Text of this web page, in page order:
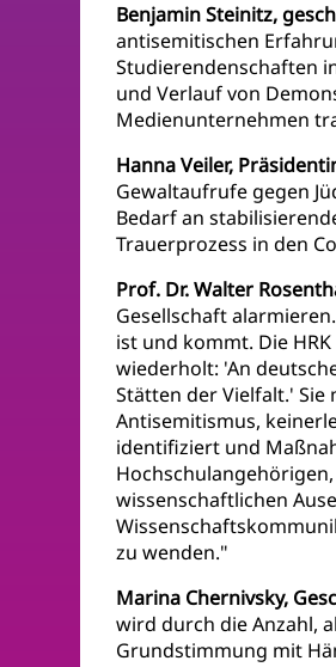
Benjamin Steinitz,
antisemitischen
Studierendenschaften
und Verlauf von
Medienunternehmen
Hanna Veiler,
Gewaltaufrufe gegen
Bedarf an
Trauerprozess in den
Prof. Dr. Walter
Gesellschaft
ist und kommt. Die
wiederholt: 'An
Stätten der Vielfalt.'
Antisemitismus,
identifiziert und
wissenschaftlichen
zu wenden."
Marina Chernivsky,
wird durch die Anzahl,
Grundstimmung mit